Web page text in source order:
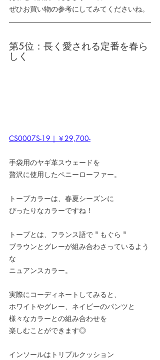
ぜひお買い物の参考にしてみてくださいね。
第5位：長く愛される定番を春ら
しく
CS0007S-19｜￥29,700-
手袋用のヤギ革スウェードを
贅沢に使用したペニーローファー。
トープカラーは、春夏シーズンに
ぴったりなカラーですね！
トープとは、フランス語で " もぐら "
ブラウンとグレーが組み合わさっているよう
な
ニュアンスカラー。
実際にコーディネートしてみると、
ホワイトやグレー、ネイビーのパンツと
様々なカラーとの組み合わせを
楽しむことができます◎
インソールはトリプルクッション